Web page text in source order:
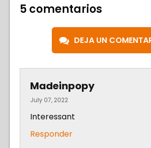
5 comentarios
DEJA UN
Madeinpopy
July 07, 2022
Interessant
Responder